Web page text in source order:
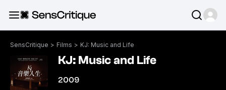
SensCritique > Films > KJ: Music and Life
KJ: Music and Life
2009